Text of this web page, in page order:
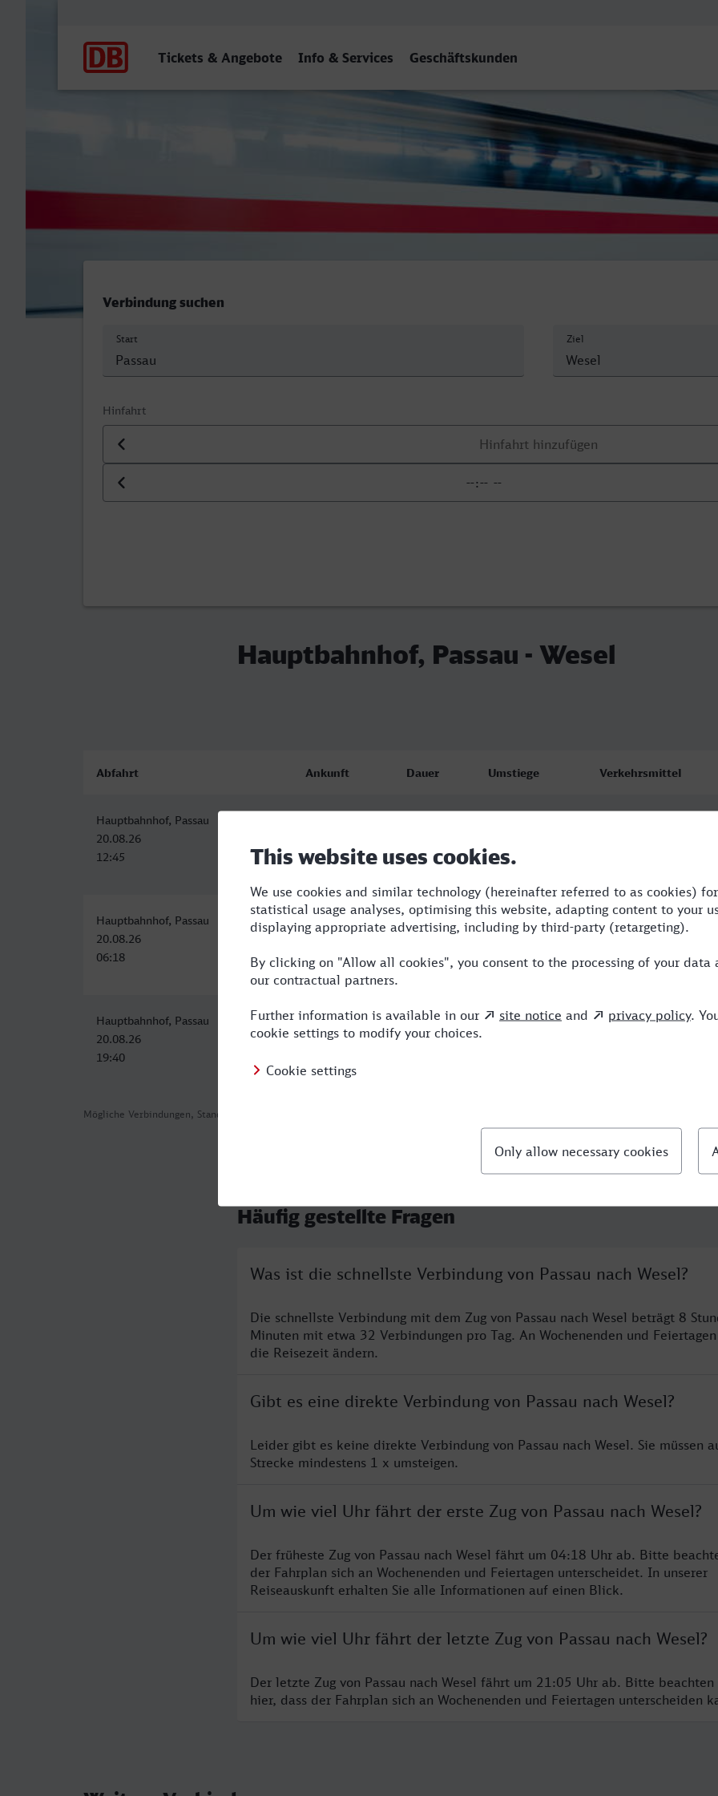
Tickets & Angebote Info & Services Geschäftskunden
Hauptbahnhof, Passau - Wesel
Verbindung suchen
Start Ziel
Hinfahrt
Datum der Hinfahrt
Uhrzeit der Hinfahrt
Hauptbahnhof, Passau - Wesel
Mögliche Verbindungen, Stand: 2026-08-06 06:33
Abfahrt Ankunft Dauer Umstiege Verkehrsmittel
Hauptbahnhof, Passau
20.08.26
12:45
20:53
Hauptbahnhof, Passau
20.08.26
06:18
Wesel
20.08.26
8:35 BUS,RE,ICE,NX
Hauptbahnhof, Passau
20.08.26
19:40
Wesel
21.08.26
12:09 3 BUS,RE,ICE,NX
Häufig gestellte Fragen
Was ist die schnellste Verbindung von Passau nach Wesel?
Die schnellste Verbindung mit dem Zug von Passau nach Wesel beträgt 8
Minuten mit etwa 32 Verbindungen pro Tag. An Wochenenden und
die Reisezeit ändern.
Gibt es eine direkte Verbindung von Passau nach Wesel?
Leider gibt es keine direkte Verbindung von Passau nach Wesel. Sie müssen
Strecke mindestens 1 x umsteigen.
Um wie viel Uhr fährt der erste Zug von Passau nach Wesel?
Der früheste Zug von Passau nach Wesel fährt um 04:18 Uhr ab. Bitte
der Fahrplan sich an Wochenenden und Feiertagen unterscheidet. In unserer
Reiseauskunft erhalten Sie alle Informationen auf einen Blick.
Um wie viel Uhr fährt der letzte Zug von Passau nach Wesel?
Der letzte Zug von Passau nach Wesel fährt um 21:05 Uhr ab. Bitte beachten
hier, dass der Fahrplan sich an Wochenenden und Feiertagen unterscheiden